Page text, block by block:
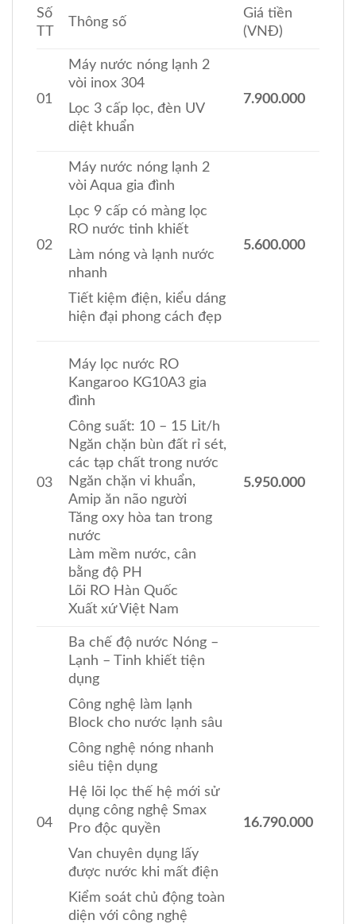
Số
TT
Thông số
Giá tiền
(VNĐ)
01
Máy nước nóng lạnh 2
vòi inox 304
Lọc 3 cấp lọc, đèn UV
diệt khuẩn
7.900.000
02
Máy nước nóng lạnh 2
vòi Aqua gia đình
Lọc 9 cấp có màng lọc
RO nước tinh khiết
Làm nóng và lạnh nước
nhanh
Tiết kiệm điện, kiểu dáng
hiện đại phong cách đẹp
5.600.000
03
Máy lọc nước RO
Kangaroo KG10A3 gia
đình
Công suất: 10 – 15 Lit/h
Ngăn chặn bùn đất rỉ sét,
các tạp chất trong nước
Ngăn chặn vi khuẩn,
Amip ăn não người
Tăng oxy hòa tan trong
nước
Làm mềm nước, cân
bằng độ PH
Lõi RO Hàn Quốc
Xuất xứ Việt Nam
5.950.000
04
Ba chế độ nước Nóng –
Lạnh – Tinh khiết tiện
dụng
Công nghệ làm lạnh
Block cho nước lạnh sâu
Công nghệ nóng nhanh
siêu tiện dụng
Hệ lõi lọc thế hệ mới sử
dụng công nghệ Smax
Pro độc quyền
Van chuyên dụng lấy
được nước khi mất điện
Kiểm soát chủ động toàn
diện với công nghệ
16.790.000